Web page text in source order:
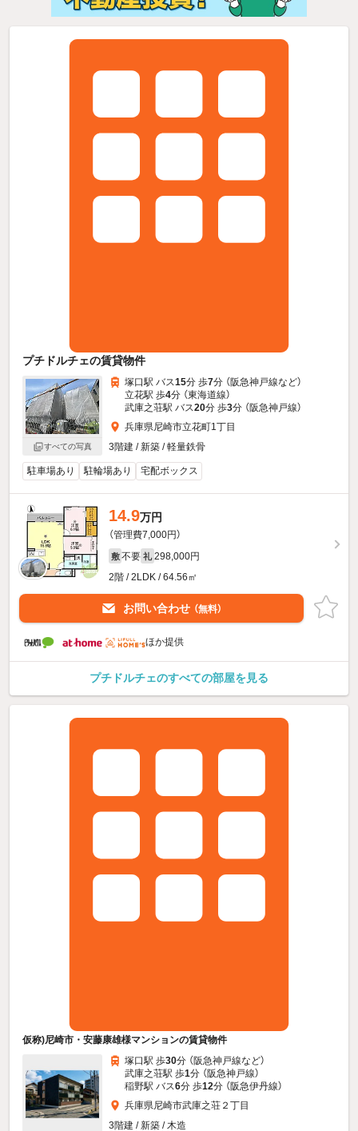
プチドルチェの賃貸物件
すべての写真
塚口駅 バス15分 歩7分 （阪急神戸線など）
立花駅 歩4分 （東海道線）
武庫之荘駅 バス20分 歩3分 （阪急神戸線）
兵庫県尼崎市立花町1丁目
3階建 / 新築 / 軽量鉄骨
駐車場あり 駐輪場あり 宅配ボックス
14.9万円
（管理費7,000円）
敷 不要 礼 298,000円
2階 / 2LDK / 64.56㎡
お問い合わせ （無料）
ほか提供
プチドルチェのすべての部屋を見る
仮称)尼崎市・安藤康雄様マンションの賃貸物件
塚口駅 歩30分 （阪急神戸線など）
武庫之荘駅 歩1分 （阪急神戸線）
稲野駅 バス6分 歩12分 （阪急伊丹線）
兵庫県尼崎市武庫之荘２丁目
3階建 / 新築 / 木造